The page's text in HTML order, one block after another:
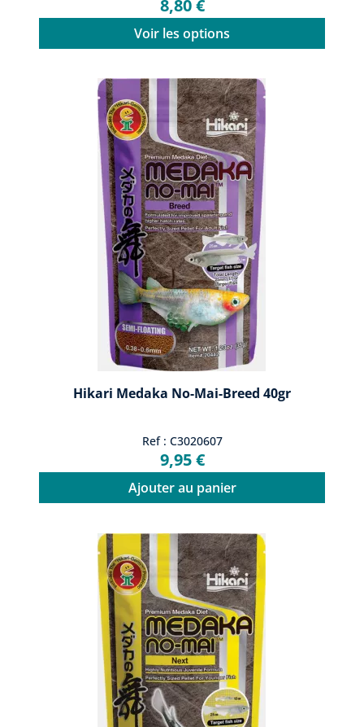
8,80 €
Voir les options
Hikari Medaka No-Mai-Breed 40gr
Ref : C3020607
9,95 €
Ajouter au panier